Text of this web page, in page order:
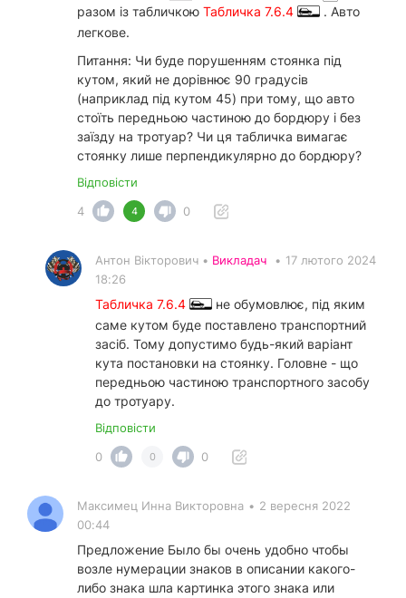
разом із табличкою Табличка 7.6.4
. Авто
легкове.
Питання: Чи буде порушенням стоянка під
кутом, який не дорівнює 90 градусів
(наприклад під кутом 45) при тому, що авто
стоїть передньою частиною до бордюру і без
заїзду на тротуар? Чи ця табличка вимагає
стоянку лише перпендикулярно до бордюру?
Відповісти
4
4 0
Антон Вікторович • Викладач • 17 лютого 2024
18:26
Табличка 7.6.4
не обумовлює, під яким
саме кутом буде поставлено транспортний
засіб. Тому допустимо будь-який варіант
кута постановки на стоянку. Головне - що
передньою частиною транспортного засобу
до тротуару.
Відповісти
0
0 0
Максимец Инна Викторовна • 2 вересня 2022
00:44
Предложение Было бы очень удобно чтобы
возле нумерации знаков в описании какого-
либо знака шла картинка этого знака или